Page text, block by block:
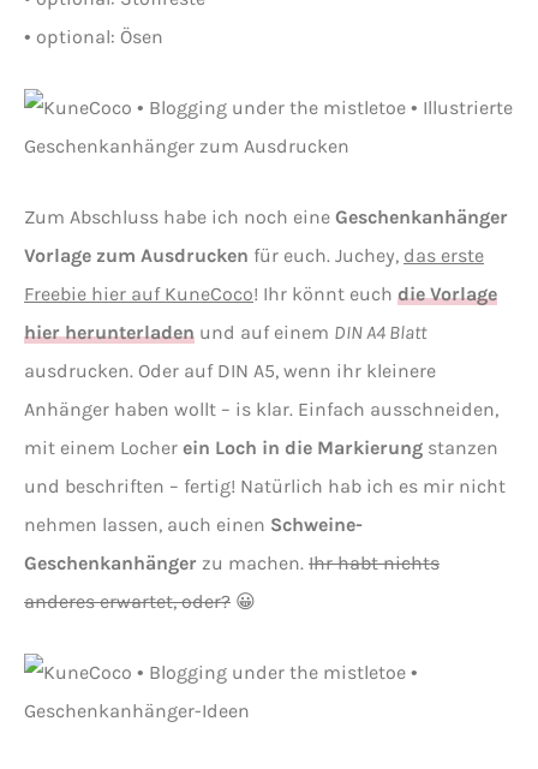
• optional: Ösen
Zum Abschluss habe ich noch eine Geschenkanhänger
Vorlage zum Ausdrucken für euch. Juchey, das erste
Freebie hier auf KuneCoco! Ihr könnt euch die Vorlage
hier herunterladen und auf einem DIN A4 Blatt
ausdrucken. Oder auf DIN A5, wenn ihr kleinere
Anhänger haben wollt – is klar. Einfach ausschneiden,
mit einem Locher ein Loch in die Markierung stanzen
und beschriften – fertig! Natürlich hab ich es mir nicht
nehmen lassen, auch einen Schweine-
Geschenkanhänger zu machen. Ihr habt nichts
anderes erwartet, oder? 😀